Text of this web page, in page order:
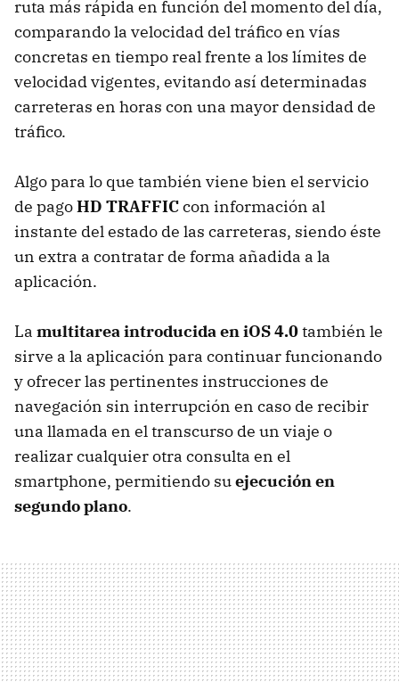
ruta más rápida en función del momento del día,
comparando la velocidad del tráfico en vías
concretas en tiempo real frente a los límites de
velocidad vigentes, evitando así determinadas
carreteras en horas con una mayor densidad de
tráfico.
Algo para lo que también viene bien el servicio
de pagoHD TRAFFICcon información al
instante del estado de las carreteras, siendo éste
un extra a contratar de forma añadida a la
aplicación.
La multitarea introducida en iOS 4.0también le
sirve a la aplicación para continuar funcionando
y ofrecer las pertinentes instrucciones de
navegación sin interrupción en caso de recibir
una llamada en el transcurso de un viaje o
realizar cualquier otra consulta en el
smartphone, permitiendo suejecución en
segundo plano.